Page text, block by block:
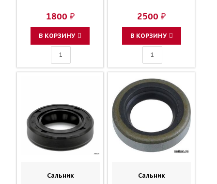
1800 ₽
В КОРЗИНУ
2500 ₽
В КОРЗИНУ
Сальник Сальник